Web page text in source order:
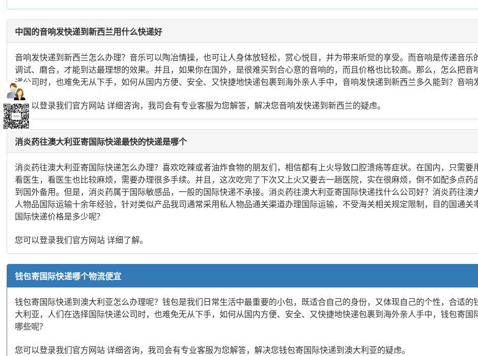
中国的音响发快递到新西兰用什么快递好
音响发快递到新西兰怎么办理？音乐可以陶冶情操，也可让人身体放轻松，赏心悦目，并为带来听觉的享受。而音响是传递音
调试、磨合，才能到达最理想的效果。并且，如果你在国外，是很难买到合心意的音响的，而且价格也比较高。那么，怎么把
递公司时，也难免无从下手，如何从国内方便、安全、又快捷地快递包裹到海外亲人手中，音响发快递到新西兰多久能到？音
您可以登录我们官方网站 详细咨询，我司会有专业客服为您解答，解决您音响发快递到新西兰的疑虑。
消炎药往澳大利亚寄国际快递最快的快递是哪个
消炎药往澳大利亚寄国际快递怎么办理？喜欢吃辣或者油炸食物的朋友们，相信都有上火导致口腔溃疡等症状。在国内，只需
看医生，看医生也比较麻烦，需要办理很多手续。并且，这次吃完了下次又上火又要去一趟医院，实在很麻烦，倒不如配多点
到国外备用。但是，消炎药属于国际敏感品，一般的国际快递不承接。消炎药往澳大利亚寄国际快递找什么公司好？消炎药往
人物品国际运输十余年经验，针对类似产品我司通常采用私人物品通关渠道办理国际运输，不受海关相关规定限制，目的国通
国际快递价格是多少呢?
您可以登录我们官方网站 详细了解。
钱包寄国际快递哪个物流便宜
钱包寄国际快递到澳大利亚怎么办理呢？钱包是我们日常生活中最重要的小包，既适合自己的身份，又体现自己的个性，合适
大利亚，人们在选择国际快递公司时，也难免无从下手，如何从国内方便、安全、又快捷地快递包裹到海外亲人手中，钱包寄
哪些呢?
您可以登录我们官方网站 详细咨询，我司会有专业客服为您解答，解决您钱包寄国际快递到澳大利亚的疑虑。